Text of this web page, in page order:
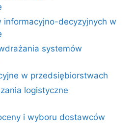
informacyjno-decyzyjnych w
systemów
w przedsiębiorstwach
logistyczne
i wyboru dostawców